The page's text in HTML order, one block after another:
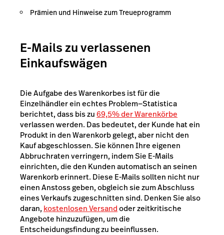
Prämien und Hinweise zum Treueprogramm
E-Mails zu verlassenen
Einkaufswägen
Die Aufgabe des Warenkorbes ist für die
Einzelhändler ein echtes Problem—Statistica
berichtet, dass bis zu69,5% der Warenkörbe
verlassen werden. Das bedeutet, der Kunde hat ein
Produkt in den Warenkorb gelegt, aber nicht den
Kauf abgeschlossen. Sie können Ihre eigenen
Abbruchraten verringern, indem Sie E-Mails
einrichten, die den Kunden automatisch an seinen
Warenkorb erinnert. Diese E-Mails sollten nicht nur
einen Anstoss geben, obgleich sie zum Abschluss
eines Verkaufs zugeschnitten sind. Denken Sie also
daran, kostenlosen Versandoder zeitkritische
Angebote hinzuzufügen, um die
Entscheidungsfindung zu beeinflussen.